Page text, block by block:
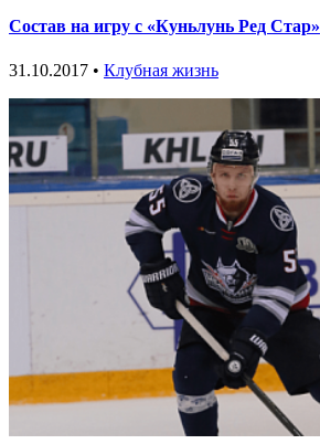
Состав на игру с «Куньлунь Ред Стар»
31.10.2017 • Клубная жизнь